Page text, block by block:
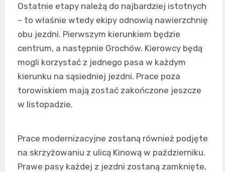
Ostatnie etapy należą do najbardziej istotnych
– to właśnie wtedy ekipy odnowią nawierzchnię
obu jezdni. Pierwszym kierunkiem będzie
centrum, a następnie Grochów. Kierowcy będą
mogli korzystać z jednego pasa w każdym
kierunku na sąsiedniej jezdni. Prace poza
torowiskiem mają zostać zakończone jeszcze
w listopadzie.
Prace modernizacyjne zostaną również podjęte
na skrzyżowaniu z ulicą Kinową w październiku.
Prawe pasy każdej z jezdni zostaną zamknięte,